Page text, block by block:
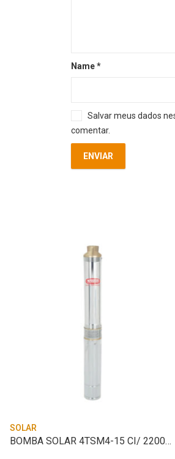
Name*
Salvar meus dados
comentar.
SOLAR
BOMBA SOLAR 4TSM4-15 CI/ 2200W 280V